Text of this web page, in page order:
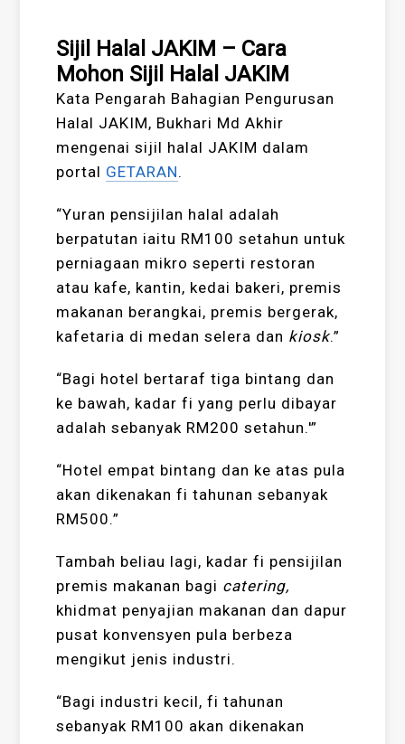
Sijil Halal JAKIM – Cara
Mohon Sijil Halal JAKIM
Kata Pengarah Bahagian Pengurusan
Halal JAKIM, Bukhari Md Akhir
mengenai sijil halal JAKIM dalam
portal GETARAN.
“Yuran pensijilan halal adalah
berpatutan iaitu RM100 setahun untuk
perniagaan mikro seperti restoran
atau kafe, kantin, kedai bakeri, premis
makanan berangkai, premis bergerak,
kafetaria di medan selera dan kiosk.”
“Bagi hotel bertaraf tiga bintang dan
ke bawah, kadar fi yang perlu dibayar
adalah sebanyak RM200 setahun.'”
“Hotel empat bintang dan ke atas pula
akan dikenakan fi tahunan sebanyak
RM500.”
Tambah beliau lagi, kadar fi pensijilan
premis makanan bagi catering,
khidmat penyajian makanan dan dapur
pusat konvensyen pula berbeza
mengikut jenis industri.
“Bagi industri kecil, fi tahunan
sebanyak RM100 akan dikenakan